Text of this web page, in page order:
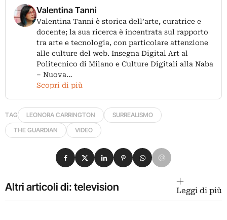
Valentina Tanni
Valentina Tanni è storica dell’arte, curatrice e
docente; la sua ricerca è incentrata sul rapporto
tra arte e tecnologia, con particolare attenzione
alle culture del web. Insegna Digital Art al
Politecnico di Milano e Culture Digitali alla Naba
– Nuova…
Scopri di più
TAG LEONORA CARRINGTON
SURREALISMO
THE GUARDIAN
VIDEO
Condividi su Facebook
Condividi su X
Condividi su LinkedIn
Condividi su Pinterest
Condividi su WhatsApp
Condividi su Email
Altri articoli di: television Leggi di più